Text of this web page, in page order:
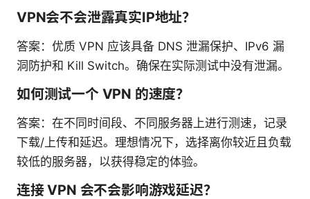
VPN会不会泄露真实IP地址？
答案：优质 VPN 应该具备 DNS 泄漏保护、IPv6 漏
洞防护和 Kill Switch。确保在实际测试中没有泄漏。
如何测试一个 VPN 的速度？
答案：在不同时间段、不同服务器上进行测速，记录
下载/上传和延迟。理想情况下，选择离你较近且负载
较低的服务器，以获得稳定的体验。
连接 VPN 会不会影响游戏延迟？